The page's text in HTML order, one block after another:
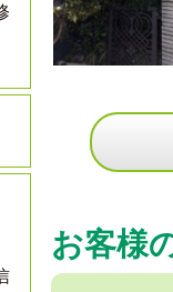
お客様